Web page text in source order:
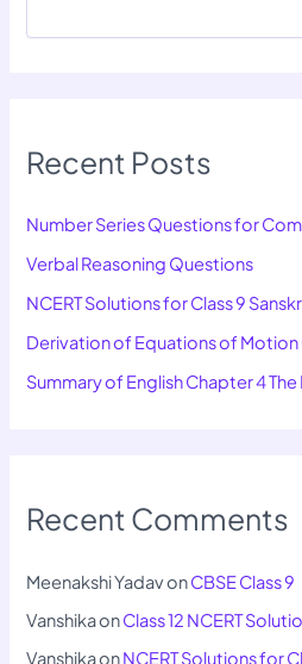
Recent Posts
Number Series Questions for
Verbal Reasoning Questions
NCERT Solutions for Class 9
Derivation of Equations of Motion
Summary of English Chapter 4 The
Recent Comments
Meenakshi YadavonCBSE Class 9
VanshikaonClass 12 NCERT
VanshikaonNCERT Solutions for